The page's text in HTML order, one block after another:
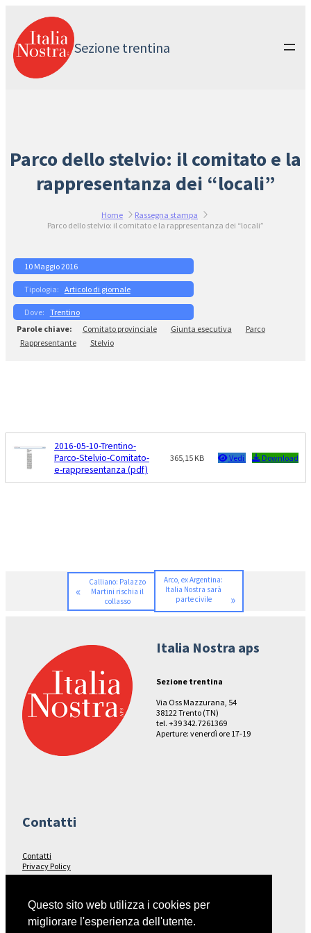
contenuto
Sezione trentina
Parco dello stelvio: il comitato e la
rappresentanza dei “locali”
Home
Rassegna stampa
Parco dello stelvio: il comitato e la rappresentanza dei “locali”
10 Maggio 2016
Articolo di giornale
Trentino
Comitato provinciale
Giunta esecutiva
Parco
Rappresentante
Stelvio
2016-05-10-Trentino-
Parco-Stelvio-Comitato-
e-rappresentanza (pdf)
365,15 KB Vedi Download
«
Calliano: Palazzo
Martini rischia il
collasso
Arco, ex Argentina:
Italia Nostra sarà
parte civile
»
Italia Nostra aps
Sezione trentina
Via Oss Mazzurana, 54
38122 Trento (TN)
tel. +39 342.7261369
Aperture: venerdì ore 17-19
Contatti
Contatti
Privacy Policy
Seguici su…
Questo sito web utilizza i cookies per
migliorare l'esperienza dell'utente.